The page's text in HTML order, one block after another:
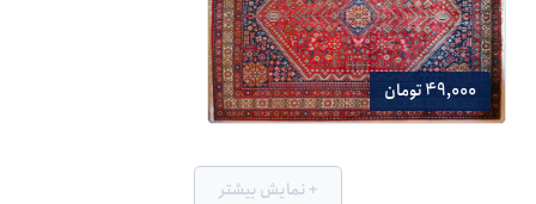
49,000 تومان
+ نمایش بیشتر